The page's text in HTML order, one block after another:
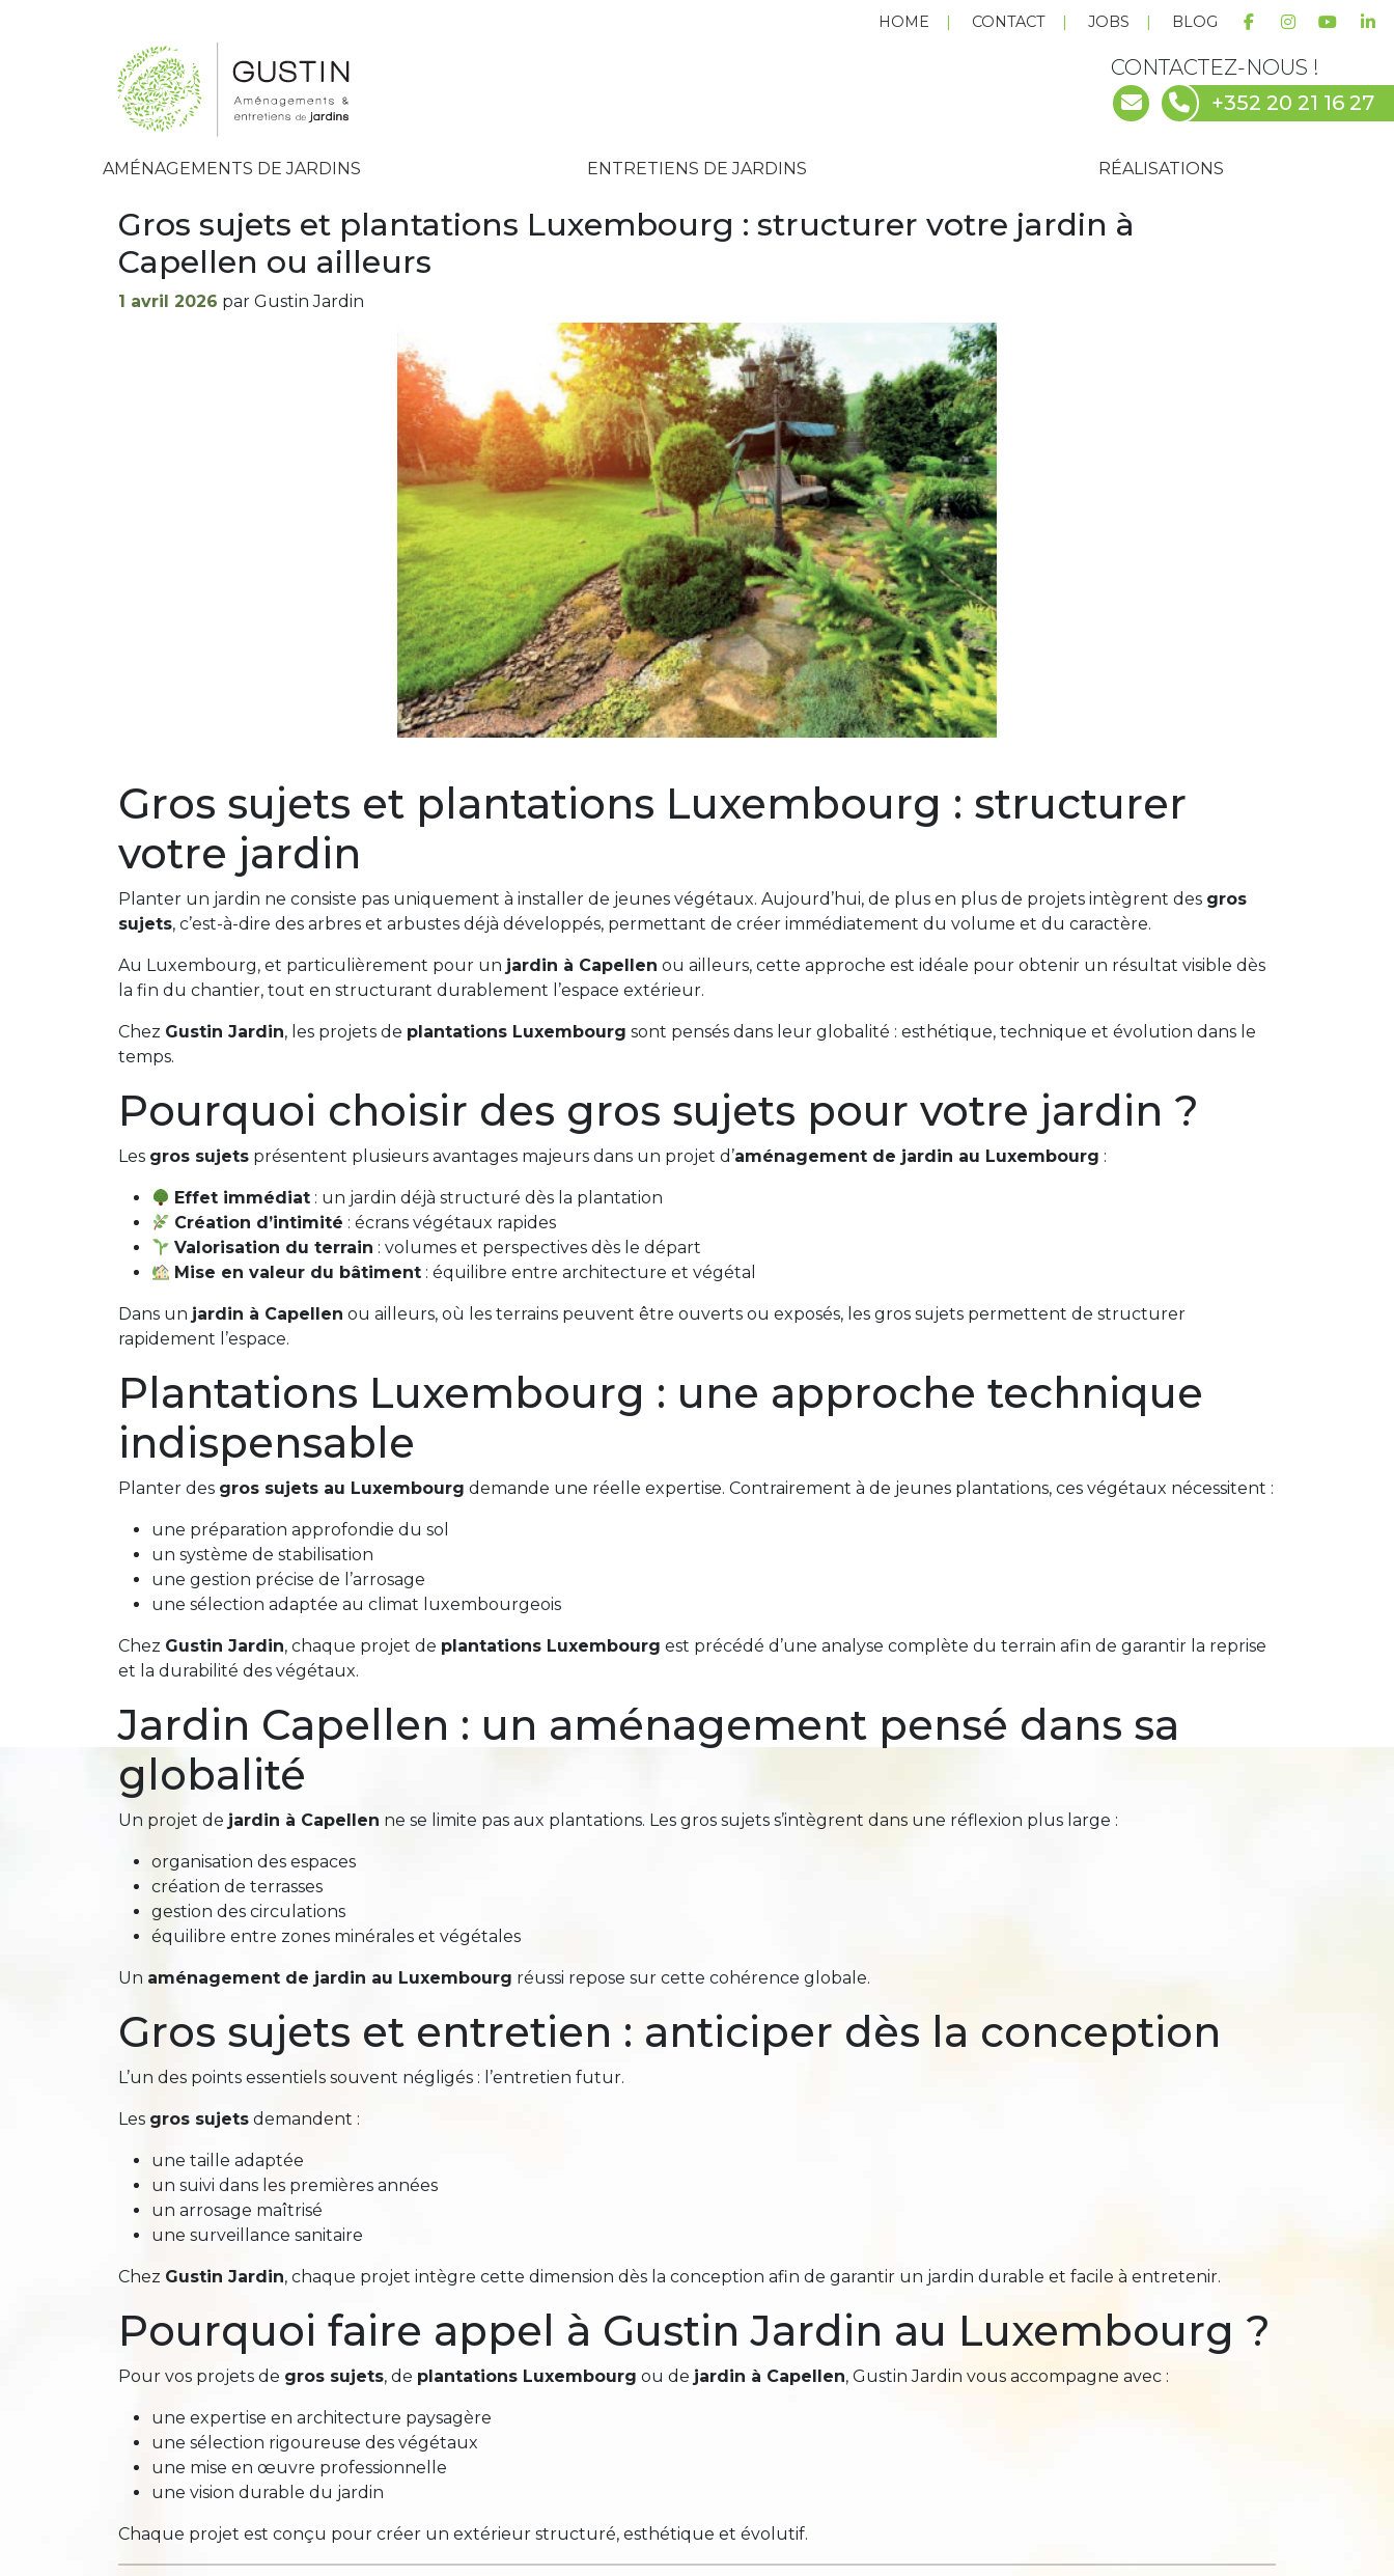
HOME CONTACT JOBS BLOG
CONTACTEZ-NOUS !
+352 20 21 16 27
AMÉNAGEMENTS DE JARDINS ENTRETIENS DE JARDINS RÉALISATIONS
Gros sujets et plantations Luxembourg : structurer votre jardin à
Capellen ou ailleurs
Publié
1 avril 2026 par Gustin Jardin
Gros sujets et plantations Luxembourg : structurer
votre jardin
Planter un jardin ne consiste pas uniquement à installer de jeunes végétaux. Aujourd’hui, de plus en plus de projets intègrent des gros
sujets, c’est-à-dire des arbres et arbustes déjà développés, permettant de créer immédiatement du volume et du caractère.
Au Luxembourg, et particulièrement pour un jardin à Capellen ou ailleurs, cette approche est idéale pour obtenir un résultat visible dès
la fin du chantier, tout en structurant durablement l’espace extérieur.
Chez Gustin Jardin, les projets de plantations Luxembourg sont pensés dans leur globalité : esthétique, technique et évolution dans le
temps.
Pourquoi choisir des gros sujets pour votre jardin ?
Les gros sujets présentent plusieurs avantages majeurs dans un projet d’aménagement de jardin au Luxembourg :
Effet immédiat : un jardin déjà structuré dès la plantation
Création d’intimité : écrans végétaux rapides
Valorisation du terrain : volumes et perspectives dès le départ
Mise en valeur du bâtiment : équilibre entre architecture et végétal
Dans un jardin à Capellen ou ailleurs, où les terrains peuvent être ouverts ou exposés, les gros sujets permettent de structurer
rapidement l’espace.
Plantations Luxembourg : une approche technique
indispensable
Planter des gros sujets au Luxembourg demande une réelle expertise. Contrairement à de jeunes plantations, ces végétaux nécessitent :
une préparation approfondie du sol
un système de stabilisation
une gestion précise de l’arrosage
une sélection adaptée au climat luxembourgeois
Chez Gustin Jardin, chaque projet de plantations Luxembourg est précédé d’une analyse complète du terrain afin de garantir la reprise
et la durabilité des végétaux.
Jardin Capellen : un aménagement pensé dans sa
globalité
Un projet de jardin à Capellen ne se limite pas aux plantations. Les gros sujets s’intègrent dans une réflexion plus large :
organisation des espaces
création de terrasses
gestion des circulations
équilibre entre zones minérales et végétales
Un aménagement de jardin au Luxembourg réussi repose sur cette cohérence globale.
Gros sujets et entretien : anticiper dès la conception
L’un des points essentiels souvent négligés : l’entretien futur.
Les gros sujets demandent :
une taille adaptée
un suivi dans les premières années
un arrosage maîtrisé
une surveillance sanitaire
Chez Gustin Jardin, chaque projet intègre cette dimension dès la conception afin de garantir un jardin durable et facile à entretenir.
Pourquoi faire appel à Gustin Jardin au Luxembourg ?
Pour vos projets de gros sujets, de plantations Luxembourg ou de jardin à Capellen, Gustin Jardin vous accompagne avec :
une expertise en architecture paysagère
une sélection rigoureuse des végétaux
une mise en œuvre professionnelle
une vision durable du jardin
Chaque projet est conçu pour créer un extérieur structuré, esthétique et évolutif.